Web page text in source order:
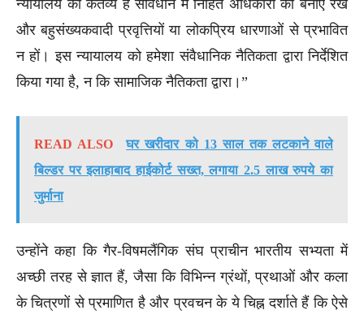
न्यायालय का कर्तव्य है संविधान में निहित अधिकारों को बनाए रखें
और बहुसंख्यकवादी प्रवृत्तियों या लोकप्रिय धारणाओं से प्रभावित
न हों। इस न्यायालय को हमेशा संवैधानिक नैतिकता द्वारा निर्देशित
किया गया है, न कि सामाजिक नैतिकता द्वारा।”
READ ALSO
घर खरीदार को 13 साल तक लटकाने वाले
बिल्डर पर इलाहाबाद हाईकोर्ट सख्त, लगाया 2.5 लाख रुपये का
जुर्माना
उन्होंने कहा कि गैर-विषमलैंगिक संघ प्राचीन भारतीय सभ्यता में
अच्छी तरह से ज्ञात हैं, जैसा कि विभिन्न ग्रंथों, प्रथाओं और कला
के चित्रणों से प्रमाणित है और प्रवचन के ये चिह्न दर्शाते हैं कि ऐसे